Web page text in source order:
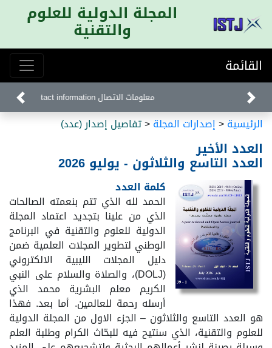
المجلة الدولية للعلوم
والتقنية
القائمة
الرئيسية<إصدارات المجلة<تفاصيل إصدار (عدد)
العدد الأخير
العدد التاسع والثلاثون - يوليو 2026
كلمة العدد
الحمد لله الذي تتم بنعمته الصالحات
الذي من علينا بتجديد اعتماد المجلة
الدولية للعلوم والتقنية في البرنامج
الوطني لتطوير المجلات العلمية ضمن
دليل المجلات الليبية الالكتروني
(DOLJ)، والصلاة والسلام على النبي
الكريم معلم البشرية محمد الذي
أرسله رحمة للعالمين. أما بعد. فهذا
هو العدد التاسع والثلاثون – الجزء الاول من المجلة الدولية
للعلوم والتقنية، الذي سنتيح فيه للبحّاث الكرام وطلبة العلم